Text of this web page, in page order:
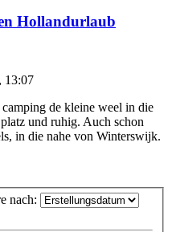
Hollandurlaub
13:07
de kleine weel in die
und ruhig. Auch schon
in die nahe von Winterswijk.
nach: